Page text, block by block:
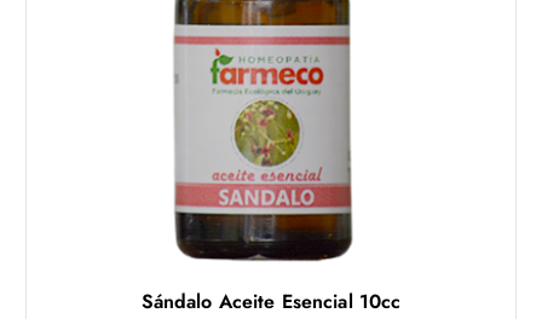
Sándalo Aceite Esencial 10cc